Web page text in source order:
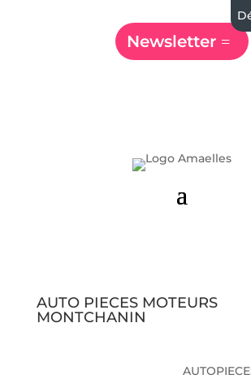
Newsletter
AUTO PIECES MOTEURS
MONTCHANIN